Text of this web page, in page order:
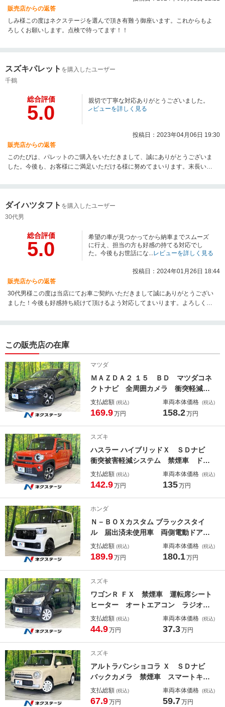
販売店からの返答
しみ様この度はネクステージを選んで頂き有難う御座います。これからもよ
ろしくお願いします。点検で待ってます！！
スズキパレット を購入したユーザー
千鶴
総合評価
5.0
親切で丁寧な対応ありがとうございました。
レビューを詳しく見る
投稿日：2023年04月06日 19:30
販売店からの返答
このたびは、パレットのご購入をいただきまして、誠にありがとうございま
した。今後も、お客様にご満足いただける様に努めてまいります。末長いお
ダイハツタフト を購入したユーザー
30代男
総合評価
5.0
希望の車が見つかってから納車までスムーズ
に行え、担当の方も好感の持てる対応でし
た。今後もお世話にな... レビューを詳しく見る
投稿日：2024年01月26日 18:44
販売店からの返答
30代男様この度は当店にてお車ご契約いただきまして誠にありがとうござい
ました！今後も好感持ち続けて頂けるよう対応してまいります。よろしくお
この販売店の在庫
マツダ
ＭＡＺＤＡ２ １５ ＢＤ マツダコネ
クトナビ 全周囲カメラ 衝突軽減シ
ステム レーダークルーズ 禁煙車
ドラレコ スマートキー ＬＥＤヘッ
ｔｈ ＣＤ ＤＶＤ再生
支払総額 (税込)
169.9万円
車両本体価格 (税込)
158.2万円
スズキ
ハスラー ハイブリッドＸ ＳＤナビ
衝突被害軽減システム 禁煙車 ドラ
レコ コーナーセンサー スマートキ
ー ＬＥＤヘッド ＥＴＣ 純正１５
Ｄ 地デジ
支払総額 (税込)
142.9万円
車両本体価格 (税込)
135万円
ホンダ
Ｎ－ＢＯＸカスタム ブラックスタイ
ル 届出済未使用車 両側電動ドア
バックカメラ 衝突被害軽減システ
ム レーダークルーズ コーナーセン
ーム 車線逸脱警報 オートライト
支払総額 (税込)
189.9万円
車両本体価格 (税込)
180.1万円
スズキ
ワゴンＲ ＦＸ 禁煙車 運転席シート
ヒーター オートエアコン ラジオ
ＣＤ アイドリングストップ プライ
バシーガラス 盗難防止措置 電動格
支払総額 (税込)
44.9万円
車両本体価格 (税込)
37.3万円
スズキ
アルトラパンショコラ Ｘ ＳＤナビ
バックカメラ 禁煙車 スマートキ
ー ＨＩＤヘッド 純正１４インチア
ルミ オートライト オートエアコ
支払総額 (税込)
67.9万円
車両本体価格 (税込)
59.7万円